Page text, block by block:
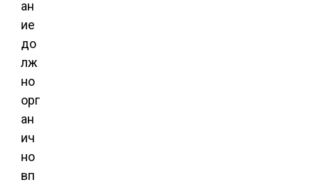
ан
ие
до
лж
но
орг
ан
ич
но
вп